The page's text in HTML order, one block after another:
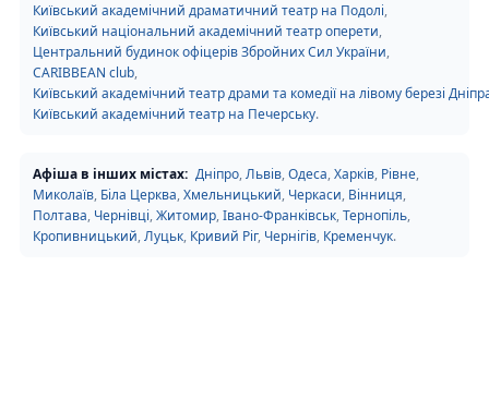
Київський академічний драматичний театр на Подолі,
Київський національний академічний театр оперети,
Центральний будинок офіцерів Збройних Сил України,
CARIBBEAN club,
Київський академічний театр драми та комедії на лівому березі
Київський академічний театр на Печерську.
Афіша в інших містах: Дніпро,Львів,Одеса,Харків, Рівне,
Миколаїв, Біла Церква,Хмельницький, Черкаси, Вінниця,
Полтава, Чернівці,Житомир,Івано-Франківськ,Тернопіль,
Кропивницький,Луцьк, Кривий Ріг, Чернігів, Кременчук.